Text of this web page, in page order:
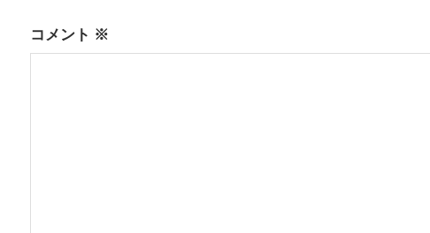
ゲ
コメント ※